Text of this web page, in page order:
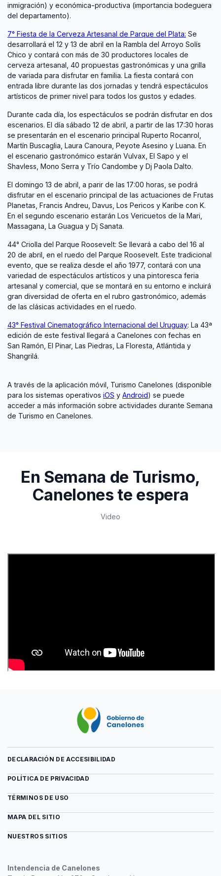
inmigración) y económica-productiva (importancia bodeguera
del departamento).
7° Fiesta de la Cerveza Artesanal de Parque del Plata: Se
desarrollará el 12 y 13 de abril en la Rambla del Arroyo Solís
Chico y contará con más de 30 productores locales de
cerveza artesanal, 40 propuestas gastronómicas y una grilla
de variada para disfrutar en familia. La fiesta contará con
entrada libre durante las dos jornadas y tendrá espectáculos
artísticos de primer nivel para todos los gustos y edades.
Durante cada día, los espectáculos se podrán disfrutar en dos
escenarios. El día sábado 12 de abril, a partir de las 17:30 horas
se presentarán en el escenario principal Ruperto Rocanrol,
Martín Buscaglia, Laura Canoura, Peyote Asesino y Luana. En
el escenario gastronómico estarán Vulvax, El Sapo y el
Shavless, Mono Serra y Trío Candombe y Dj Paola Dalto.
El domingo 13 de abril, a parir de las 17:00 horas, se podrá
disfrutar en el escenario principal de las actuaciones de Frutas
Planetas, Francis Andreu, Davus, Los Pericos y Karibe con K.
En el segundo escenario estarán Los Vericuetos de la Mari,
Massagana, La Guagua y Dj Sanata.
44° Criolla del Parque Roosevelt: Se llevará a cabo del 16 al
20 de abril, en el ruedo del Parque Roosevelt. Este tradicional
evento, que se realiza desde el año 1977, contará con una
variedad de espectáculos artísticos y una pintoresca feria
artesanal y comercial, que se montará en su entorno e incluirá
gran diversidad de oferta en el rubro gastronómico, además
de las clásicas actividades en el ruedo.
43° Festival Cinematográfico Internacional del Uruguay: La 43ª
edición de este festival llegará a Canelones con fechas en
San Ramón, El Pinar, Las Piedras, La Floresta, Atlántida y
Shangrilá.
A través de la aplicación móvil, Turismo Canelones (disponible
para los sistemas operativos iOS y Android) se puede
acceder a más información sobre actividades durante Semana
de Turismo en Canelones.
En Semana de Turismo,
Canelones te espera
Video
Intendencia de Canelones
DECLARACIÓN DE ACCESIBILIDAD
POLÍTICA DE PRIVACIDAD
TÉRMINOS DE USO
MAPA DEL SITIO
NUESTROS SITIOS